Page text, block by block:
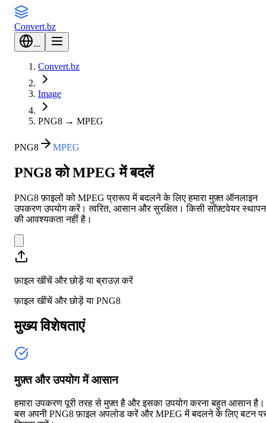
Convert.bz
---
Convert.bz
Image
PNG8 → MPEG
PNG8 MPEG
PNG8 को MPEG में बदलें
PNG8 फ़ाइलों को MPEG प्रारूप में बदलने के लिए हमारा मुफ़्त ऑनलाइन
उपकरण उपयोग करें। त्वरित, आसान और सुरक्षित। किसी सॉफ़्टवेयर
की आवश्यकता नहीं है।
फ़ाइल खींचें और छोड़ें या ब्राउज़ करें
फ़ाइल खींचें और छोड़ें या PNG8
मुख्य विशेषताएं
मुफ़्त और उपयोग में आसान
हमारा उपकरण पूरी तरह से मुफ़्त है और इसका उपयोग करना बहुत आसान है।
बस अपनी PNG8 फ़ाइल अपलोड करें और MPEG में बदलने के लिए बटन